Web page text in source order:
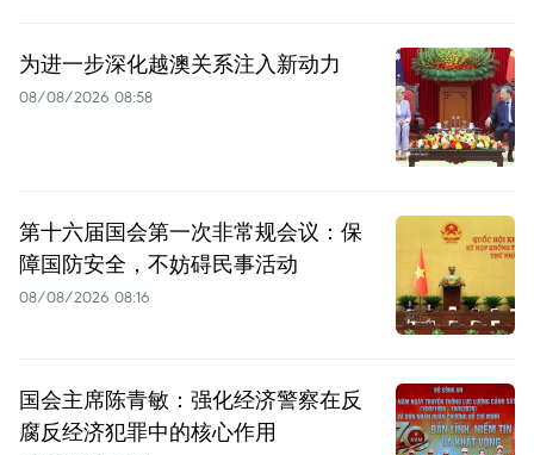
为进一步深化越澳关系注入新动力
08/08/2026 08:58
第十六届国会第一次非常规会议：保
障国防安全，不妨碍民事活动
08/08/2026 08:16
国会主席陈青敏：强化经济警察在反
腐反经济犯罪中的核心作用